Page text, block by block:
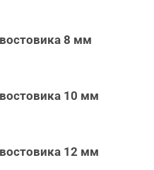
8 мм
10 мм
12 мм